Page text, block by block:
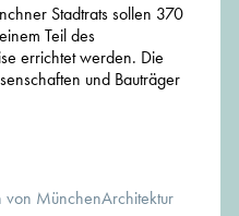
Stadtrats sollen 370
Teil des
errichtet werden. Die
und Bauträger
von MünchenArchitektur